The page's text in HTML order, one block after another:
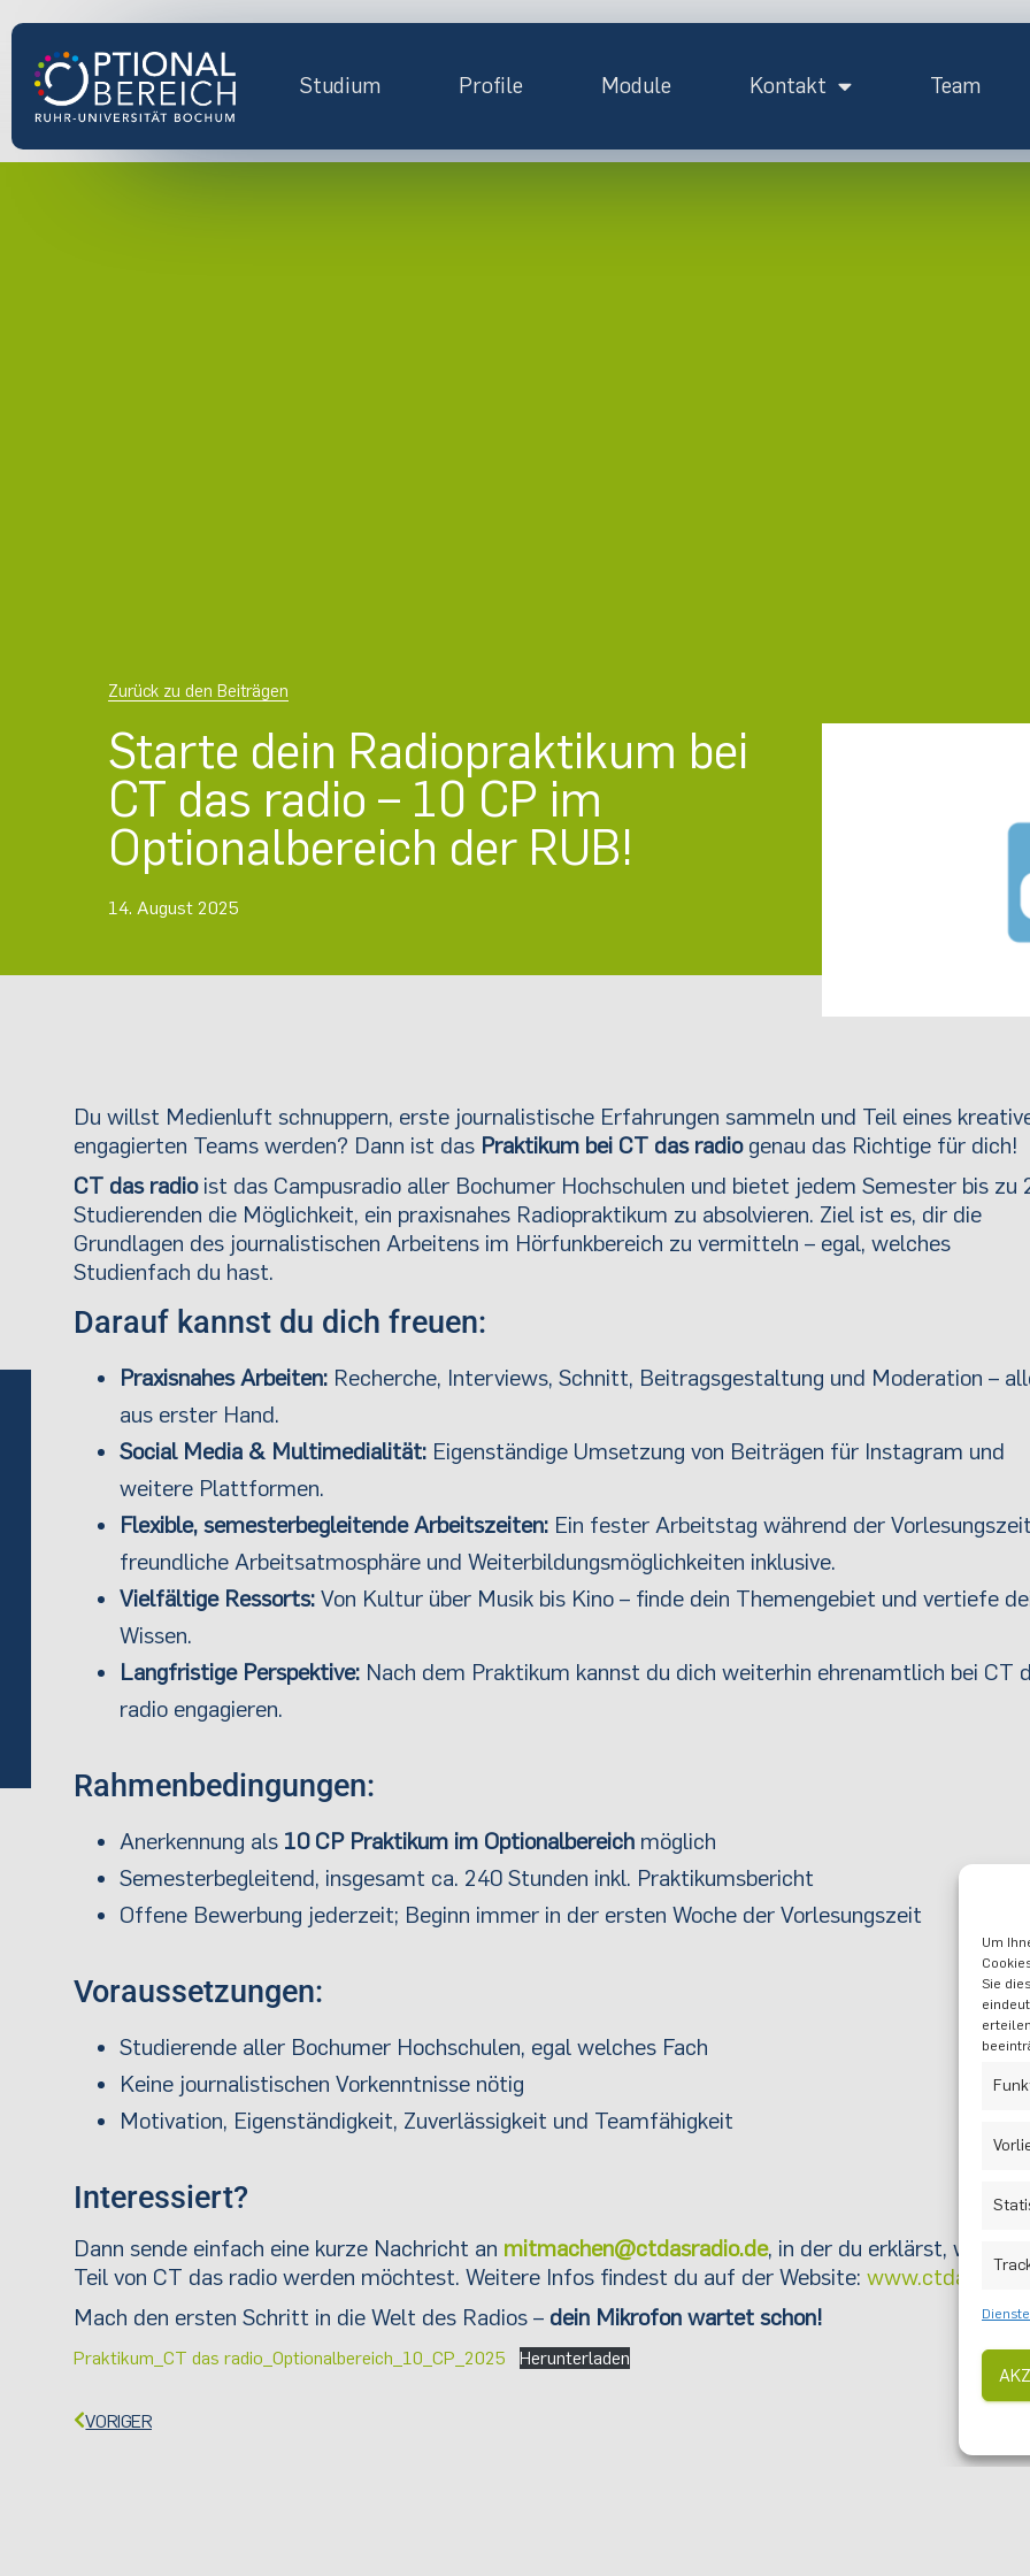
Um
Sie
Studium Profile Module Kontakt Team
Zurück zu den Beiträgen
Starte dein Radiopraktikum bei
CT das radio – 10 CP im
Optionalbereich der RUB!
14. August 2025
Du willst Medienluft schnuppern, erste journalistische Erfahrungen sammeln und Teil eines
engagierten Teams werden? Dann ist das Praktikum bei CT das radiogenau das Richtige für dich!
CT das radioist das Campusradio aller Bochumer Hochschulen und bietet jedem Semester bis zu
Studierenden die Möglichkeit, ein praxisnahes Radiopraktikum zu absolvieren. Ziel ist es, dir die
Grundlagen des journalistischen Arbeitens im Hörfunkbereich zu vermitteln – egal, welches
Studienfach du hast.
Darauf kannst du dich freuen:
Praxisnahes Arbeiten: Recherche, Interviews, Schnitt, Beitragsgestaltung und Moderation –
aus erster Hand.
Social Media & Multimedialität: Eigenständige Umsetzung von Beiträgen für Instagram und
weitere Plattformen.
Flexible, semesterbegleitende Arbeitszeiten: Ein fester Arbeitstag während der
freundliche Arbeitsatmosphäre und Weiterbildungsmöglichkeiten inklusive.
Vielfältige Ressorts: Von Kultur über Musik bis Kino – finde dein Themengebiet und vertiefe
Wissen.
Langfristige Perspektive: Nach dem Praktikum kannst du dich weiterhin ehrenamtlich bei CT
radio engagieren.
Rahmenbedingungen:
Anerkennung als 10 CP Praktikum im Optionalbereich möglich
Semesterbegleitend, insgesamt ca. 240 Stunden inkl. Praktikumsbericht
Offene Bewerbung jederzeit; Beginn immer in der ersten Woche der Vorlesungszeit
Voraussetzungen:
Studierende aller Bochumer Hochschulen, egal welches Fach
Keine journalistischen Vorkenntnisse nötig
Motivation, Eigenständigkeit, Zuverlässigkeit und Teamfähigkeit
Interessiert?
Dann sende einfach eine kurze Nachricht an mitmachen@ctdasradio.de, in der du erklärst, warum
Teil von CT das radio werden möchtest. Weitere Infos findest du auf der Website:
Mach den ersten Schritt in die Welt des Radios – dein Mikrofon wartet schon!
Praktikum_CT das radio_Optionalbereich_10_CP_2025 Herunterladen
VORIGER